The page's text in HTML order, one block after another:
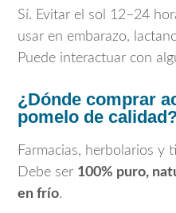
Sí. Evitar el sol 12–24
usar en embarazo,
Puede interactuar con
¿Dónde comprar
pomelo de
Farmacias, herbolarios y
Debe ser 100% puro,
en frío.